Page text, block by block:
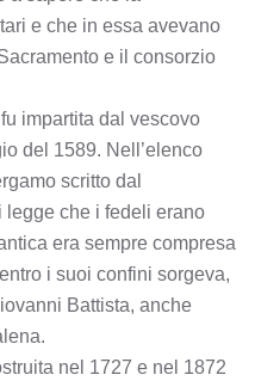
e che in essa avevano
e il consorzio
impartita dal vescovo
del 1589. Nell’elenco
scritto dal
che i fedeli erano
era sempre compresa
i suoi confini sorgeva,
Battista, anche
nel 1727 e nel 1872